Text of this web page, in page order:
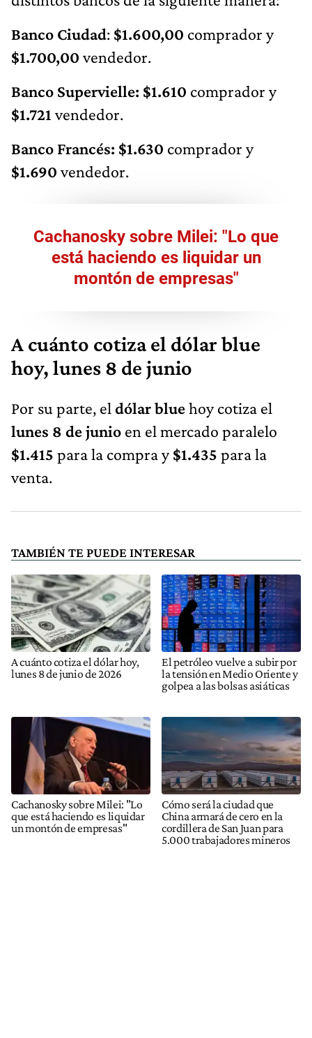
Banco Ciudad: $1.600,00 comprador y
$1.700,00 vendedor.
Banco Supervielle: $1.610 comprador y
$1.721 vendedor.
Banco Francés: $1.630 comprador y
$1.690 vendedor.
Cachanosky sobre Milei: "Lo que
está haciendo es liquidar un
montón de empresas"
A cuánto cotiza el dólar blue
hoy, lunes 8 de junio
Por su parte, el dólar bluehoy cotiza el
lunes 8 de junio en el mercado paralelo
$1.415 para la compra y$1.435 para la
venta.
TAMBIÉN TE PUEDE INTERESAR
A cuánto cotiza el dólar hoy,
lunes 8 de junio de 2026
El petróleo vuelve a subir por
la tensión en Medio Oriente y
golpea a las bolsas asiáticas
Cachanosky sobre Milei: "Lo
que está haciendo es liquidar
un montón de empresas"
Cómo será la ciudad que
China armará de cero en la
cordillera de San Juan para
5.000 trabajadores mineros